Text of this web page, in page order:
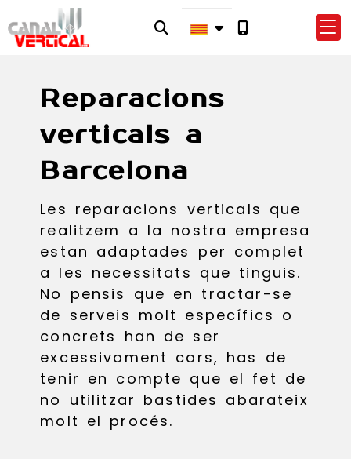
Reparacions
verticals a
Barcelona
Les reparacions verticals que
realitzem a la nostra empresa
estan adaptades per complet
a les necessitats que tinguis.
No pensis que en tractar-se
de serveis molt específics o
concrets han de ser
excessivament cars, has de
tenir en compte que el fet de
no utilitzar bastides abarateix
molt el procés.